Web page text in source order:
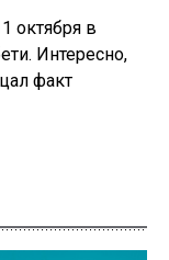
октября в
Интересно,
факт